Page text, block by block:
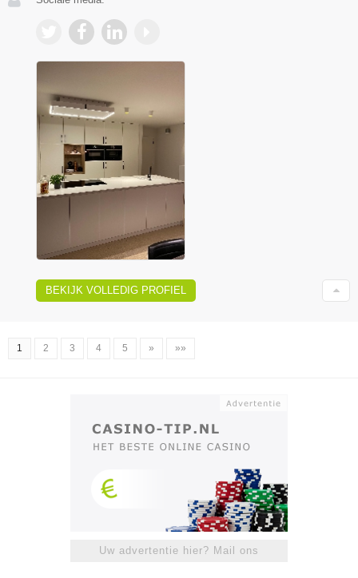
BEKIJK VOLLEDIG PROFIEL
1 2 3 4 5 » »»
Uw advertentie hier? Mail ons